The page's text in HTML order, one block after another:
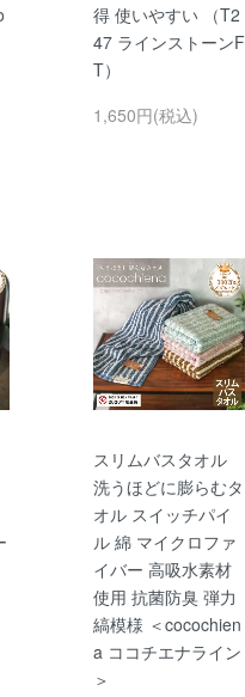
得 使いやすい （T2
47 ラインストーンF
T）
1,650円(税込)
スリムバスタオル
洗うほどに膨らむタ
オル スイッチパイ
ル 綿 マイクロファ
イバー 高吸水素材
使用 抗菌防臭 弾力
縞模様 ＜cocochien
a ココチエナライン
＞